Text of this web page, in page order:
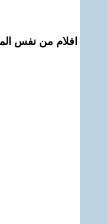
افلام من نفس